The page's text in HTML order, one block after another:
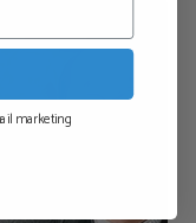
marketing